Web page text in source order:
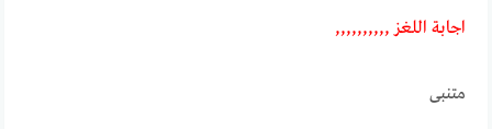
اجابـــة اللغــــز ,,,,,,,,,,
متنبى